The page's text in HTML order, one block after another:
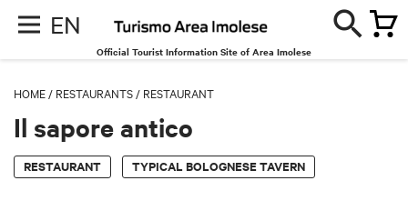
EN
Official Tourist Information Site of Area Imolese
HOME / RESTAURANTS / RESTAURANT
Il sapore antico
RESTAURANT TYPICAL BOLOGNESE TAVERN